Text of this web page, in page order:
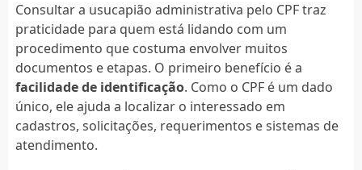
Consultar a usucapião administrativa pelo CPF traz
praticidade para quem está lidando com um
procedimento que costuma envolver muitos
documentos e etapas. O primeiro benefício é a
facilidade de identificação. Como o CPF é um dado
único, ele ajuda a localizar o interessado em
cadastros, solicitações, requerimentos e sistemas de
atendimento.